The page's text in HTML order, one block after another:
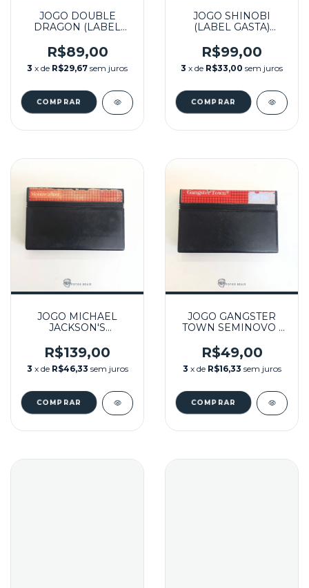
JOGO DOUBLE
DRAGON (LABEL
MASTER SYSTEM
R$89,00
3 x de R$29,67 sem juros
JOGO SHINOBI
(LABEL GASTA)
SYSTEM
R$99,00
3 x de R$33,00 sem juros
JOGO MICHAEL
JACKSON'S
(LABEL GASTA)
SEMINOVO - MASTER
SYSTEM
R$139,00
3 x de R$46,33 sem juros
JOGO GANGSTER
TOWN SEMINOVO -
R$49,00
3 x de R$16,33 sem juros